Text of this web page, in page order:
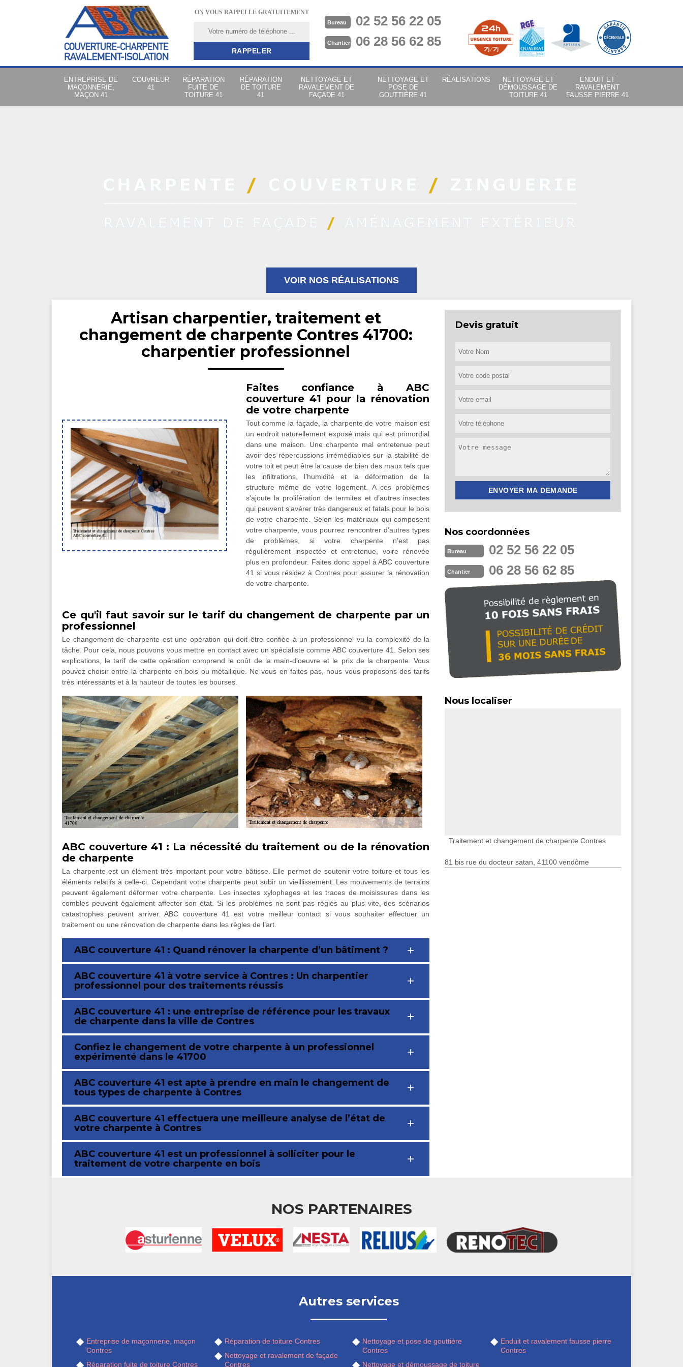
ON VOUS RAPPELLE GRATUITEMENT
Bureau 02 52 56 22 05
Chantier 06 28 56 62 85
ENTREPRISE DE
MAÇONNERIE,
MAÇON 41
COUVREUR
41
RÉPARATION
FUITE DE
TOITURE 41
RÉPARATION
DE TOITURE
41
NETTOYAGE ET
RAVALEMENT DE
FAÇADE 41
NETTOYAGE ET
POSE DE
GOUTTIÈRE 41
RÉALISATIONS
NETTOYAGE ET
DÉMOUSSAGE DE
TOITURE 41
ENDUIT ET
RAVALEMENT
FAUSSE PIERRE 41
VOIR NOS RÉALISATIONS
Artisan charpentier, traitement et
changement de charpente Contres 41700:
charpentier professionnel
Faites confiance à ABC
couverture 41 pour la rénovation
de votre charpente
Tout comme la façade, la charpente de votre maison est
un endroit naturellement exposé mais qui est primordial
dans une maison. Une charpente mal entretenue peut
avoir des répercussions irrémédiables sur la stabilité de
votre toit et peut être la cause de bien des maux tels que
les infiltrations, l’humidité et la déformation de la
structure même de votre logement. A ces problèmes
s’ajoute la prolifération de termites et d’autres insectes
qui peuvent s’avérer très dangereux et fatals pour le bois
de votre charpente. Selon les matériaux qui composent
votre charpente, vous pourrez rencontrer d’autres types
de problèmes, si votre charpente n’est pas
régulièrement inspectée et entretenue, voire rénovée
plus en profondeur. Faites donc appel à ABC couverture
41 si vous résidez à Contres pour assurer la rénovation
de votre charpente.
Ce qu'il faut savoir sur le tarif du changement de charpente par un
professionnel
Le changement de charpente est une opération qui doit être confiée à un professionnel vu la complexité de la
tâche. Pour cela, nous pouvons vous mettre en contact avec un spécialiste comme ABC couverture 41. Selon ses
explications, le tarif de cette opération comprend le coût de la main-d'oeuvre et le prix de la charpente. Vous
pouvez choisir entre la charpente en bois ou métallique. Ne vous en faites pas, nous vous proposons des tarifs
très intéressants et à la hauteur de toutes les bourses.
ABC couverture 41 : La nécessité du traitement ou de la rénovation
de charpente
La charpente est un élément très important pour votre bâtisse. Elle permet de soutenir votre toiture et tous les
éléments relatifs à celle-ci. Cependant votre charpente peut subir un vieillissement. Les mouvements de terrains
peuvent également déformer votre charpente. Les insectes xylophages et les traces de moisissures dans les
combles peuvent également affecter son état. Si les problèmes ne sont pas réglés au plus vite, des scénarios
catastrophes peuvent arriver. ABC couverture 41 est votre meilleur contact si vous souhaiter effectuer un
traitement ou une rénovation de charpente dans les règles de l’art.
ABC couverture 41 : Quand rénover la charpente d’un bâtiment ?
ABC couverture 41 à votre service à Contres : Un charpentier
professionnel pour des traitements réussis
ABC couverture 41 : une entreprise de référence pour les travaux
de charpente dans la ville de Contres
Confiez le changement de votre charpente à un professionnel
expérimenté dans le 41700
ABC couverture 41 est apte à prendre en main le changement de
tous types de charpente à Contres
ABC couverture 41 effectuera une meilleure analyse de l’état de
votre charpente à Contres
ABC couverture 41 est un professionnel à solliciter pour le
traitement de votre charpente en bois
Devis gratuit
Nos coordonnées
Bureau 02 52 56 22 05
Chantier 06 28 56 62 85
Nous localiser
Traitement et changement de charpente Contres
81 bis rue du docteur satan, 41100 vendôme
NOS PARTENAIRES
Autres services
Entreprise de maçonnerie, maçon
Contres
Réparation fuite de toiture Contres
Réparation de toiture Contres
Nettoyage et ravalement de façade
Contres
Nettoyage et pose de gouttière
Contres
Nettoyage et démoussage de toiture
Enduit et ravalement fausse pierre
Contres